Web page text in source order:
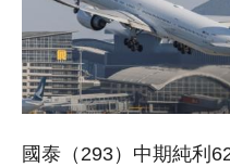
國泰（293）中期純利